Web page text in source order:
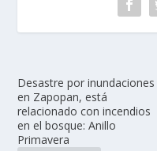
Desastre por inundaciones
en Zapopan, está
relacionado con incendios
en el bosque: Anillo
Primavera